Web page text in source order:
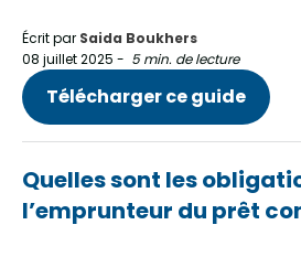
Écrit par Saida Boukhers
08 juillet 2025 - 5 min. de lecture
Télécharger ce guide
Quelles sont les
l’emprunteur du prêt